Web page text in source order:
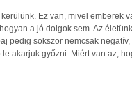
Ez van, mivel emberek
a jó dolgok sem. Az
pedig sokszor nemcsak
akarjuk győzni. Miért van az,